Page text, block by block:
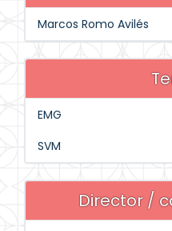
Marcos Romo Avilés
EMG
SVM
Director /